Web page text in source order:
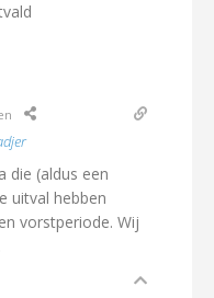
die (aldus een
uitval hebben
vorstperiode. Wij